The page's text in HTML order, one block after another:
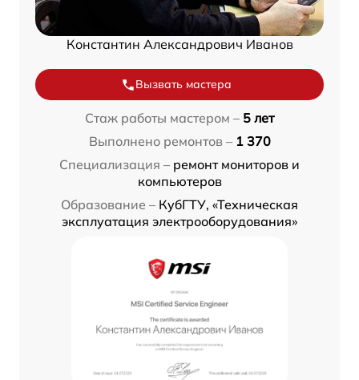
Константин Александрович Иванов
Вызвать мастера
Стаж работы мастером – 5 лет
Выполнено ремонтов – 1 370
Специализация – ремонт мониторов и
компьютеров
Образование – КубГТУ, «Техническая
эксплуатация электрооборудования»